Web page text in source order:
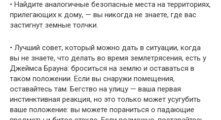
• Найдите аналогичные безопасные места на территориях,
при­легающих к дому, — вы никогда не знаете, где вас
застигнут земные толчки.
• Лучший совет, который можно дать в ситуации, когда
вы не знаете, что делать во время землетрясения, есть у
Джеймса Брауна: броситься на землю и оставаться в
таком положении. Если вы снаружи помещения,
оставайтесь там. Бегство на ули­цу — ваша первая
инстинктивная реакция, но это только мо­жет усугубить
ваше положение: вы можете пораниться о пада­ющие